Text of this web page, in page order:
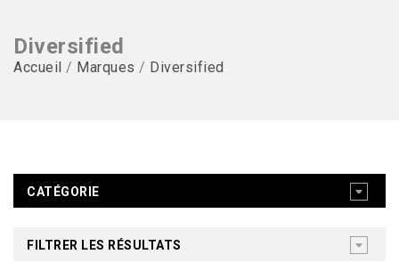
Diversified
Accueil / Marques / Diversified
CATÉGORIE
FILTRER LES RÉSULTATS